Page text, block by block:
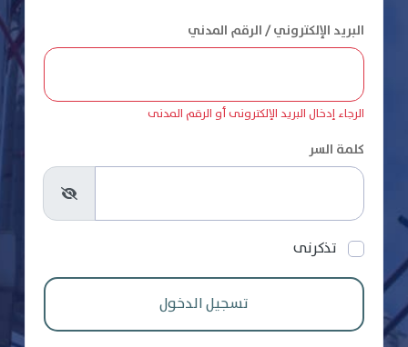
البريد الإلكتروني / الرقم المدني
الرجاء إدخال البريد الإلكترونى أو الرقم المدنى
كلمة السر
تذكرنى